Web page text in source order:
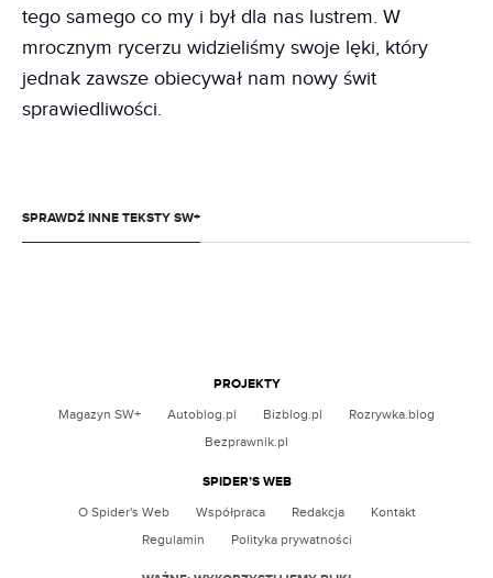
tego samego co my i był dla nas lustrem. W
mrocznym rycerzu widzieliśmy swoje lęki, który
jednak zawsze obiecywał nam nowy świt
sprawiedliwości.
SPRAWDŹ INNE TEKSTY SW+
miliony i nie mierzymy efektów
BARTOSZ KICIOR
PROJEKTY
Magazyn SW+ Autoblog.pl Bizblog.pl
Rozrywka.blog
Bezprawnik.pl
SPIDER’S WEB
O Spider's Web Współpraca Redakcja
Kontakt
Regulamin
Polityka prywatności